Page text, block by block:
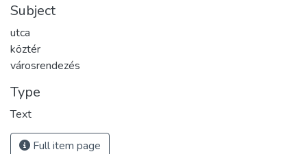
Subject
utca
köztér
városrendezés
Type
Text
Full item page